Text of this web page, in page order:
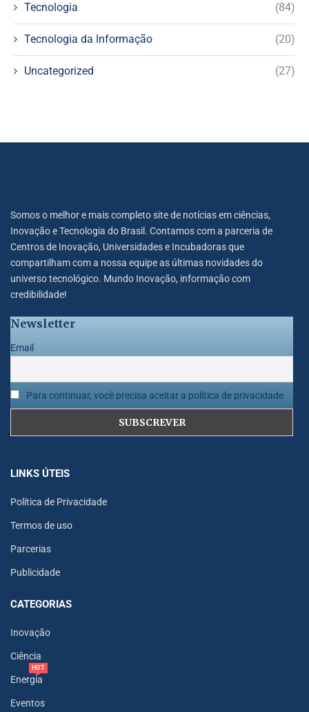
Tecnologia (84)
Tecnologia da Informação (20)
Uncategorized (27)
Somos o melhor e mais completo site de notícias em ciências,
Inovação e Tecnologia do Brasil. Contamos com a parceria de
Centros de Inovação, Universidades e Incubadoras que
compartilham com a nossa equipe as últimas novidades do
universo tecnológico. Mundo Inovação, informação com
credibilidade!
Newsletter
Email
Para continuar, você precisa aceitar a politica de privacidade
LINKS ÚTEIS
Política de Privacidade
Termos de uso
Parcerias
Publicidade
CATEGORIAS
Inovação
Ciência
Energia
HOT
Eventos